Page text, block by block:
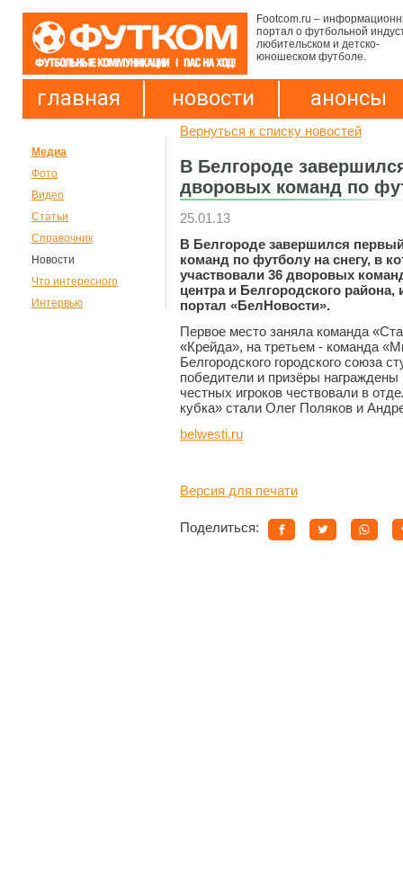
Footcom.ru –
портал о футбольной
любительском и детско-
юношеском футболе.
главная новости анонсы
Медиа
Фото
Видео
Статьи
Справочник
Новости
Что интересного
Интервью
Вернуться к списку новостей
В Белгороде
дворовых команд по
25.01.13
В Белгороде завершился
команд по футболу на снегу, в
участвовали 36 дворовых
центра и Белгородского
портал «БелНовости».
Первое место заняла команда
«Крейда», на третьем - команда
Белгородского городского союза
победители и призёры
честных игроков чествовали в
кубка» стали Олег Поляков и
belwesti.ru
Версия для печати
Поделиться: